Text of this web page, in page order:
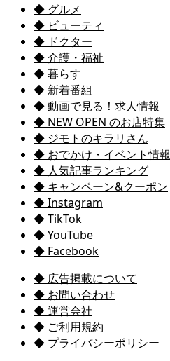
◆ グルメ
◆ ビューティ
◆ ドクター
◆ 介護・福祉
◆ 暮らす
◆ 新着番組
◆ 動画で見る！求人情報
◆ NEW OPEN のお店特集
◆ ジモトのキラリさん
◆ おでかけ・イベント情報
◆ 人気記事ランキング
◆ キャンペーン&クーポン
◆ Instagram
◆ TikTok
◆ YouTube
◆ Facebook
◆ 広告掲載について
◆ お問い合わせ
◆ 運営会社
◆ ご利用規約
◆ プライバシーポリシー